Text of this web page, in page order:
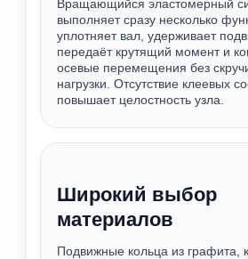
Вращающийся эластомерный
выполняет сразу несколько
уплотняет вал, удерживает
передаёт крутящий момент и
осевые перемещения без
нагрузки. Отсутствие клеевых
повышает целостность узла.
Широкий выбор
материалов
Подвижные кольца из графита,